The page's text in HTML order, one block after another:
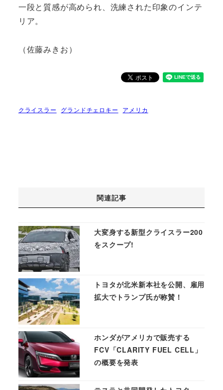
一段と質感が高められ、洗練された印象のインテ
リア。
（佐藤みきお）
クライスラー グランドチェロキー アメリカ
関連記事
大変身する新型クライスラー200
をスクープ!
トヨタが北米新本社を公開、雇用
拡大でトランプ氏が称賛！
ホンダがアメリカで販売する
FCV「CLARITY FUEL CELL」
の概要を発表